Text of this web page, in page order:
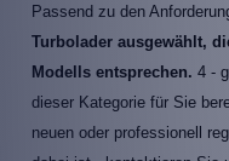
Passend zu den
Turbolader ausgewählt,
Modells entsprechen. 4 -
dieser Kategorie für Sie
neuen oder professionell